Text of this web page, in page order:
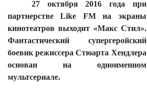
27 октября 2016 года при
партнерстве Like FM на экраны
кинотеатров выходит «Макс Стил».
Фантастический супергеройский
боевик режиссера Стюарта Хендлера
основан на одноименном
мультсериале.